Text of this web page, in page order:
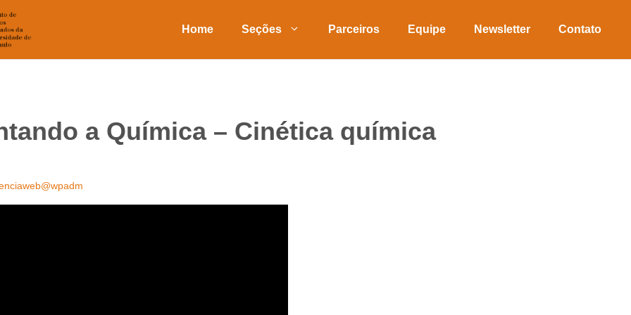
Home Seções Parceiros Equipe Newsletter Contato
a Química – Cinética química